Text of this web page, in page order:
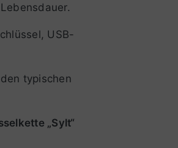
USB-
typischen
„Sylt“